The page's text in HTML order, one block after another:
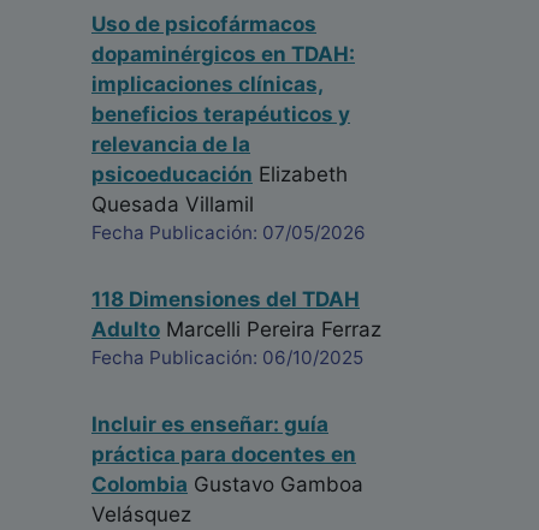
Uso de psicofármacos
dopaminérgicos en TDAH:
implicaciones clínicas,
beneficios terapéuticos y
relevancia de la
psicoeducación Elizabeth
Quesada Villamil
Fecha Publicación: 07/05/2026
118 Dimensiones del TDAH
Adulto Marcelli Pereira Ferraz
Fecha Publicación: 06/10/2025
Incluir es enseñar: guía
práctica para docentes en
Colombia Gustavo Gamboa
Velásquez